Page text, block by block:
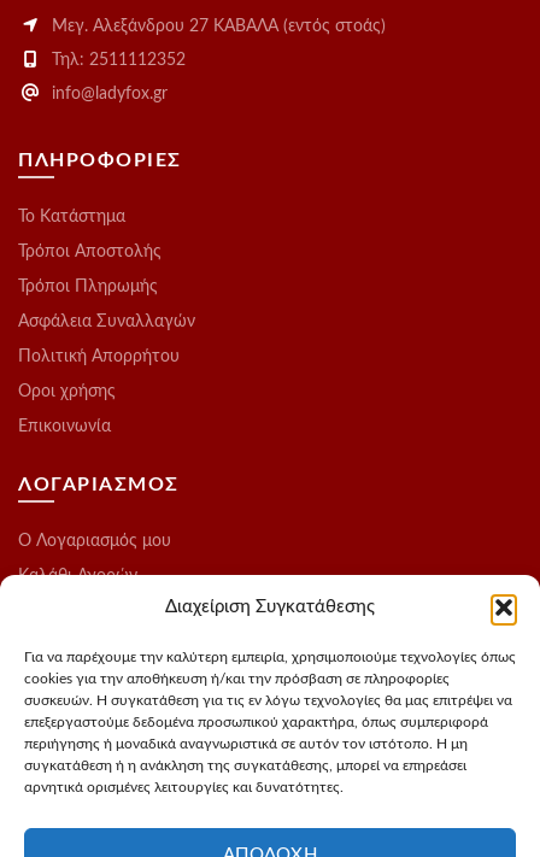
Διαχείριση Συγκατάθεσης
Για να παρέχουμε την καλύτερη εμπειρία, χρησιμοποιούμε τεχνολογίες όπως
cookies για την αποθήκευση ή/και την πρόσβαση σε πληροφορίες
συσκευών. Η συγκατάθεση για τις εν λόγω τεχνολογίες θα μας επιτρέψει να
επεξεργαστούμε δεδομένα προσωπικού χαρακτήρα, όπως συμπεριφορά
περιήγησης ή μοναδικά αναγνωριστικά σε αυτόν τον ιστότοπο. Η μη
συγκατάθεση ή η ανάκληση της συγκατάθεσης, μπορεί να επηρεάσει
αρνητικά ορισμένες λειτουργίες και δυνατότητες.
Μεγ. Αλεξάνδρου 27 ΚΑΒΑΛΑ (εντός στοάς)
Τηλ: 2511112352
info@ladyfox.gr
ΠΛΗΡΟΦΟΡΙΕΣ
Το Kατάστημα
Τρόποι Αποστολής
Τρόποι Πληρωμής
Ασφάλεια Συναλλαγών
Πολιτική Απορρήτου
Οροι χρήσης
Επικοινωνία
ΛΟΓΑΡΙΑΣΜΟΣ
O Λογαριασμός μου
Καλάθι Αγορών
Ολοκλήρωση Παραγγελίας
Blog
ΑΚΟΛΟΥΘΗΣΤΕ ΜΑΣ
Instagram
FaceBook